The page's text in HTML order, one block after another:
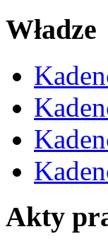
Władze
Akty